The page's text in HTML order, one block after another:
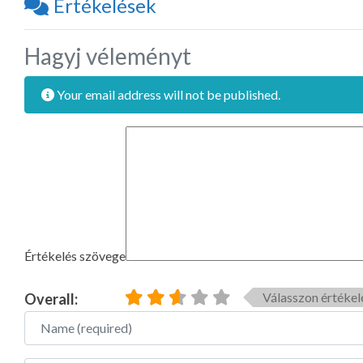
Értékelések
Hagyj véleményt
Your email address will not be published.
Értékelés szövege
Overall:
Válasszon
Name